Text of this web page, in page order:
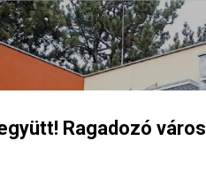
Ugrás a fő
Ragadozó